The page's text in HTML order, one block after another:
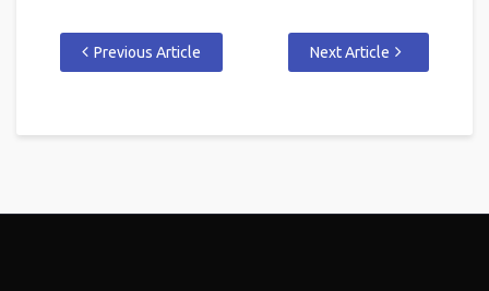
Previous Article Next Article